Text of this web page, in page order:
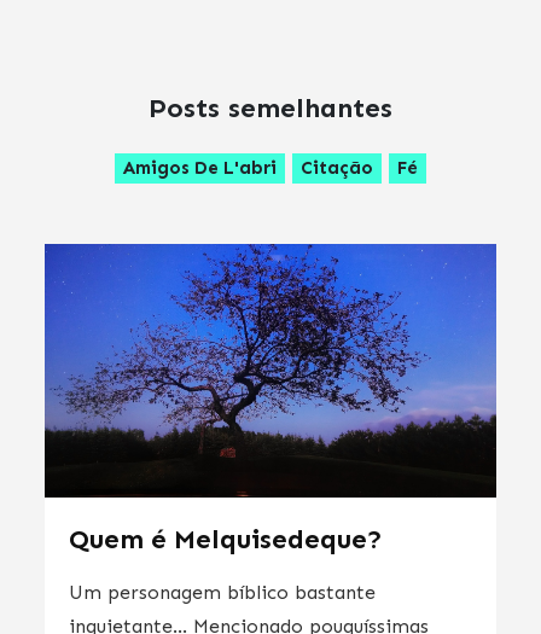
Posts semelhantes
Amigos De L'abri Citação Fé
Quem é Melquisedeque?
Um personagem bíblico bastante
inquietante… Mencionado pouquíssimas